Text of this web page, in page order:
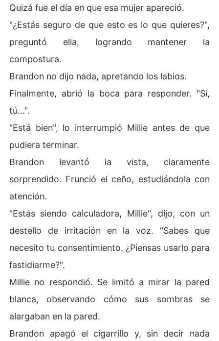
Quizá fue el día en que esa mujer apareció.
"¿Estás seguro de que esto es lo que quieres?",
preguntó ella, logrando mantener la
compostura.
Brandon no dijo nada, apretando los labios.
Finalmente, abrió la boca para responder. "Sí,
tú...".
"Está bien", lo interrumpió Millie antes de que
pudiera terminar.
Brandon levantó la vista, claramente
sorprendido. Frunció el ceño, estudiándola con
atención.
"Estás siendo calculadora, Millie", dijo, con un
destello de irritación en la voz. "Sabes que
necesito tu consentimiento. ¿Piensas usarlo para
fastidiarme?".
Millie no respondió. Se limitó a mirar la pared
blanca, observando cómo sus sombras se
alargaban en la pared.
Brandon apagó el cigarrillo y, sin decir nada